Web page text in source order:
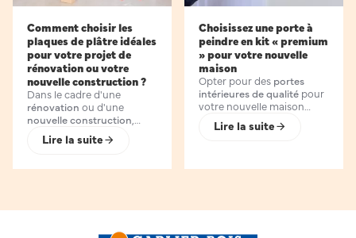
Comment choisir les
plaques de plâtre idéales
pour votre projet de
rénovation ou votre
nouvelle construction ?
Dans le cadre d'une
rénovation ou d'une
nouvelle construction,
choisir les
bonnes plaques
de plâtreest crucial pour
etconfort.Carlier Bois,
Belgique, vous présente les
endroits
Lire la suite
Choisissez une porte à
peindre en kit « premium
» pour votre nouvelle
maison
Opter pour des portes
intérieures de qualité pour
votre nouvelle maison
garantit une
meilleure
durabilité. Il est d'ailleurs
installer, dans certaines
matière, vous explique les
à peindre en kit
Lire la suite